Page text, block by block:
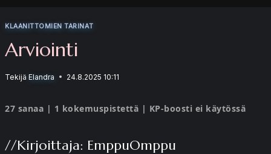
KLAANITTOMIEN TARINAT
Arviointi
Tekijä Elandra 24.8.2025 10:11
27 sanaa | 1 kokemuspistettä | KP-boosti ei käytössä
//Kirjoittaja: EmppuOmppu